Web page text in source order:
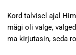
Kord talvisel ajal
mägi oli valge,
ma kirjutasin, seda